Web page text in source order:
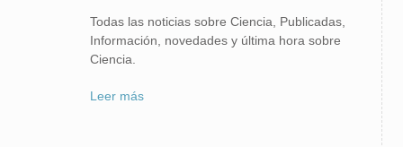
Todas las noticias sobre Ciencia, Publicadas,
Información, novedades y última hora sobre
Ciencia.
Leer más